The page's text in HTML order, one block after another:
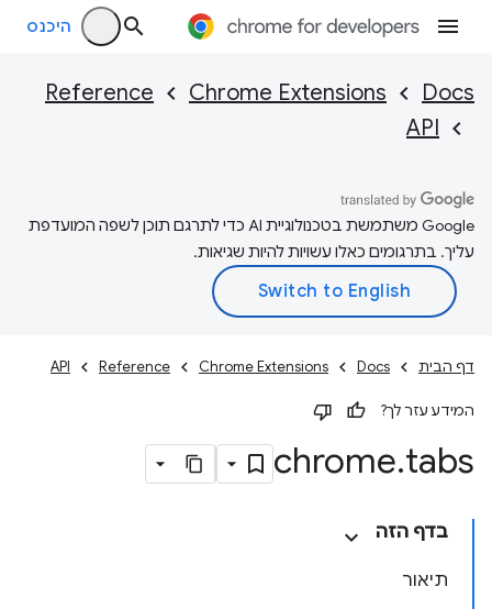
היכנס
Docs
Chrome Extensions
Reference
API
‫Google משתמשת בטכנולוגיית AI כדי לתרגם תוכן לשפה המועדפת
עליך. בתרגומים כאלו עשויות להיות שגיאות.
דף הבית Docs
Chrome Extensions
Reference
API
המידע עזר לך?
chrome.tabs
בדף הזה
תיאור